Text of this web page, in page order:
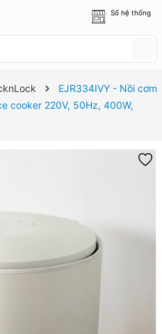
Số hệ thống
EJR334IVY - Nồi cơm
cooker 220V, 50Hz, 400W,